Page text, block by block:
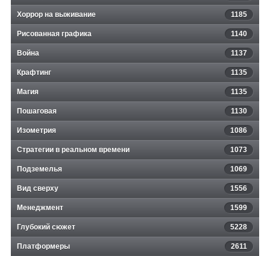
Хоррор на выживание 1185
Рисованная графика 1140
Война 1137
Крафтинг 1135
Магия 1135
Пошаговая 1130
Изометрия 1086
Стратегии в реальном времени 1073
Подземелья 1069
Вид сверху 1556
Менеджмент 1599
Глубокий сюжет 5228
Платформеры 2611